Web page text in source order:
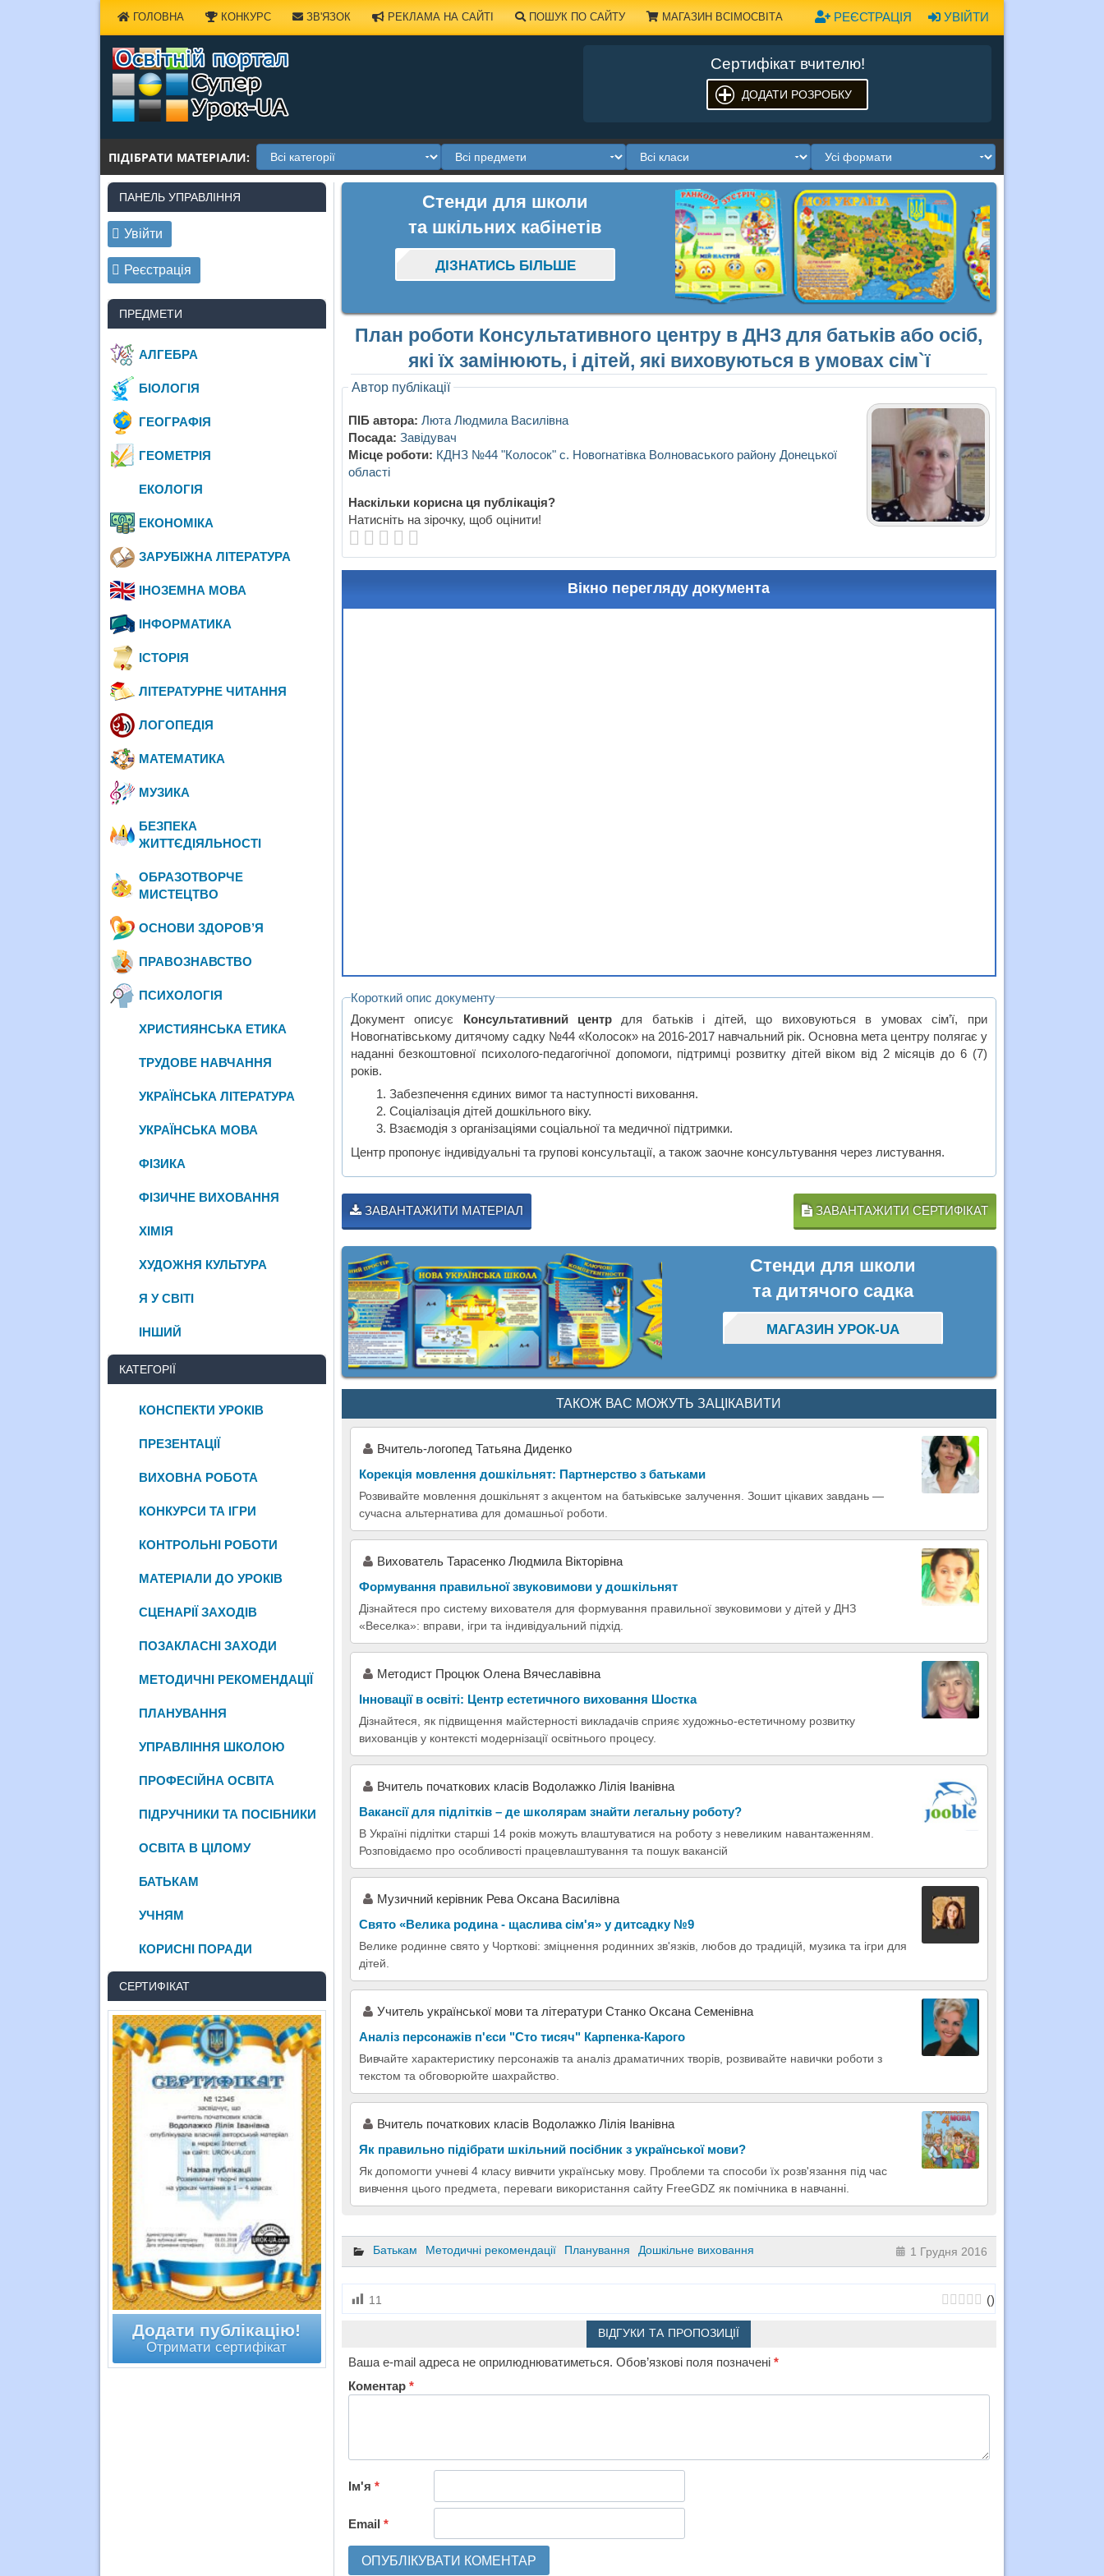
УВІЙТИ
РЕЄСТРАЦІЯ
ГОЛОВНА КОНКУРС ЗВ'ЯЗОК РЕКЛАМА НА САЙТІ ПОШУК ПО САЙТУ МАГАЗИН ВСІМОСВІТА
Сертифікат вчителю!
ДОДАТИ РОЗРОБКУ
ПІДІБРАТИ МАТЕРІАЛИ:
Стенди для школи
та шкільних кабінетів
ДІЗНАТИСЬ БІЛЬШЕ
План роботи Консультативного центру в ДНЗ для батьків або осіб,
які їх замінюють, і дітей, які виховуються в умовах сім`ї
Автор публікації
ПІБ автора: Люта Людмила Василівна
Посада: Завідувач
Місце роботи: КДНЗ №44 "Колосок" с. Новогнатівка Волноваського району Донецької
області
Наскільки корисна ця публікація?
Натисніть на зірочку, щоб оцінити!
Вікно перегляду документа
Короткий опис документу
Документ описує Консультативний центрдля батьків і дітей, що виховуються в умовах сім’ї, при
Новогнатівському дитячому садку №44 «Колосок» на 2016-2017 навчальний рік. Основна мета центру полягає у
наданні безкоштовної психолого-педагогічної допомоги, підтримці розвитку дітей віком від 2 місяців до 6 (7)
років.
Забезпечення єдиних вимог та наступності виховання.
Соціалізація дітей дошкільного віку.
Взаємодія з організаціями соціальної та медичної підтримки.
Центр пропонує індивідуальні та групові консультації, а також заочне консультування через листування.
ЗАВАНТАЖИТИ МАТЕРІАЛ ЗАВАНТАЖИТИ СЕРТИФІКАТ
Стенди для школи
та дитячого садка
МАГАЗИН УРОК-UA
ТАКОЖ ВАС МОЖУТЬ ЗАЦІКАВИТИ
Вчитель-логопед Татьяна Диденко
Корекція мовлення дошкільнят: Партнерство з батьками
Розвивайте мовлення дошкільнят з акцентом на батьківське залучення. Зошит цікавих завдань —
сучасна альтернатива для домашньої роботи.
Вихователь Тарасенко Людмила Вікторівна
Формування правильної звуковимови у дошкільнят
Дізнайтеся про систему вихователя для формування правильної звуковимови у дітей у ДНЗ
«Веселка»: вправи, ігри та індивідуальний підхід.
Методист Процюк Олена Вячеславівна
Інновації в освіті: Центр естетичного виховання Шостка
Дізнайтеся, як підвищення майстерності викладачів сприяє художньо-естетичному розвитку
вихованців у контексті модернізації освітнього процесу.
Вчитель початкових класів Водолажко Лілія Іванівна
Вакансії для підлітків – де школярам знайти легальну роботу?
В Україні підлітки старші 14 років можуть влаштуватися на роботу з невеликим навантаженням.
Розповідаємо про особливості працевлаштування та пошук вакансій
Музичний керівник Рева Оксана Василівна
Свято «Велика родина - щаслива сім'я» у дитсадку №9
Велике родинне свято у Чорткові: зміцнення родинних зв'язків, любов до традицій, музика та ігри для
дітей.
Учитель української мови та літератури Станко Оксана Семенівна
Аналіз персонажів п'єси "Сто тисяч" Карпенка-Карого
Вивчайте характеристику персонажів та аналіз драматичних творів, розвивайте навички роботи з
текстом та обговорюйте шахрайство.
Вчитель початкових класів Водолажко Лілія Іванівна
Як правильно підібрати шкільний посібник з української мови?
Як допомогти учневі 4 класу вивчити українську мову. Проблеми та способи їх розв'язання під час
вивчення цього предмета, переваги використання сайту FreeGDZ як помічника в навчанні.
Батькам Методичні рекомендації Планування Дошкільне виховання 1 Грудня 2016
11 ()
ВІДГУКИ ТА ПРОПОЗИЦІЇ
Ваша e-mail адреса не оприлюднюватиметься. Обов’язкові поля позначені *
Коментар *
Ім'я *
Email *
ПАНЕЛЬ УПРАВЛІННЯ
Увійти
Реєстрація
ПРЕДМЕТИ
АЛГЕБРА
БІОЛОГІЯ
ГЕОГРАФІЯ
ГЕОМЕТРІЯ
ЕКОЛОГІЯ
ЕКОНОМІКА
ЗАРУБІЖНА ЛІТЕРАТУРА
ІНОЗЕМНА МОВА
ІНФОРМАТИКА
ІСТОРІЯ
ЛІТЕРАТУРНЕ ЧИТАННЯ
ЛОГОПЕДІЯ
МАТЕМАТИКА
МУЗИКА
БЕЗПЕКА
ЖИТТЄДІЯЛЬНОСТІ
ОБРАЗОТВОРЧЕ
МИСТЕЦТВО
ОСНОВИ ЗДОРОВ’Я
ПРАВОЗНАВСТВО
ПСИХОЛОГІЯ
ХРИСТИЯНСЬКА ЕТИКА
ТРУДОВЕ НАВЧАННЯ
УКРАЇНСЬКА ЛІТЕРАТУРА
УКРАЇНСЬКА МОВА
ФІЗИКА
ФІЗИЧНЕ ВИХОВАННЯ
ХІМІЯ
ХУДОЖНЯ КУЛЬТУРА
Я У СВІТІ
ІНШИЙ
КАТЕГОРІЇ
КОНСПЕКТИ УРОКІВ
ПРЕЗЕНТАЦІЇ
ВИХОВНА РОБОТА
КОНКУРСИ ТА ІГРИ
КОНТРОЛЬНІ РОБОТИ
МАТЕРІАЛИ ДО УРОКІВ
СЦЕНАРІЇ ЗАХОДІВ
ПОЗАКЛАСНІ ЗАХОДИ
МЕТОДИЧНІ РЕКОМЕНДАЦІЇ
ПЛАНУВАННЯ
УПРАВЛІННЯ ШКОЛОЮ
ПРОФЕСІЙНА ОСВІТА
ПІДРУЧНИКИ ТА ПОСІБНИКИ
ОСВІТА В ЦІЛОМУ
БАТЬКАМ
УЧНЯМ
КОРИСНІ ПОРАДИ
СЕРТИФІКАТ
Додати публікацію!
Отримати сертифікат